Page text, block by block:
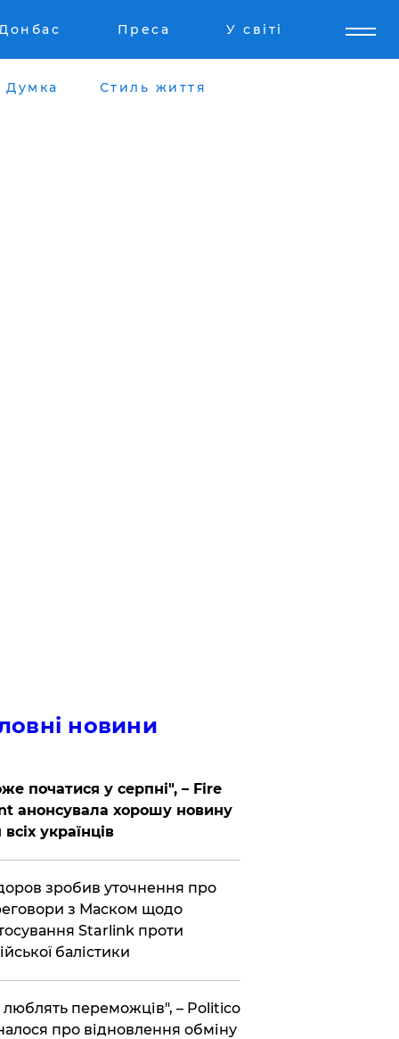
Преса У світі
Думка Стиль життя
новини
початися у серпні", – Fire
анонсувала хорошу новину
українців
зробив уточнення про
з Маском щодо
Starlink проти
балістики
люблять переможців", – Politico
про відновлення обміну